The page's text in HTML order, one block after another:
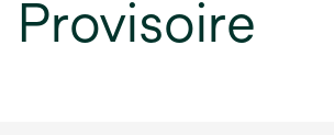
Provisoire